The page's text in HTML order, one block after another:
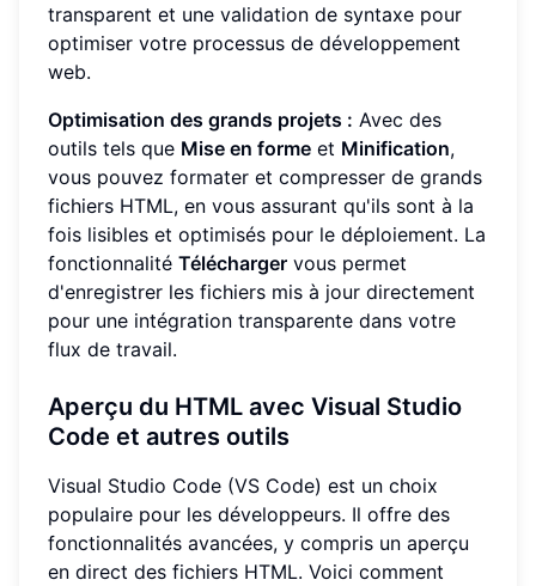
transparent et une validation de syntaxe pour
optimiser votre processus de développement
web.
Optimisation des grands projets : Avec des
outils tels que Mise en forme et Minification,
vous pouvez formater et compresser de grands
fichiers HTML, en vous assurant qu'ils sont à la
fois lisibles et optimisés pour le déploiement. La
fonctionnalité Télécharger vous permet
d'enregistrer les fichiers mis à jour directement
pour une intégration transparente dans votre
flux de travail.
Aperçu du HTML avec Visual Studio
Code et autres outils
Visual Studio Code (VS Code) est un choix
populaire pour les développeurs. Il offre des
fonctionnalités avancées, y compris un aperçu
en direct des fichiers HTML. Voici comment